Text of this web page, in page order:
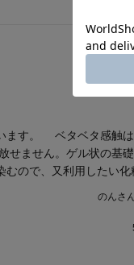
ます。 ベタベタ感触
せません。ゲル状の基
ので、又利用したい化
のんさ